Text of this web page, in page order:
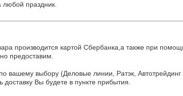
любой праздник.
производится картой Сбербанка,а также при
предоставим.
вашему выбору (Деловые линии, Ратэк, Автотрейдинг
доставку Вы будете в пункте прибытия.